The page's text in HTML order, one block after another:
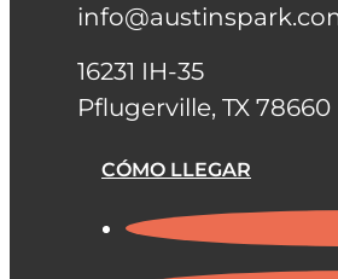
16231 IH-35
Pflugerville, TX 78660
CÓMO LLEGAR